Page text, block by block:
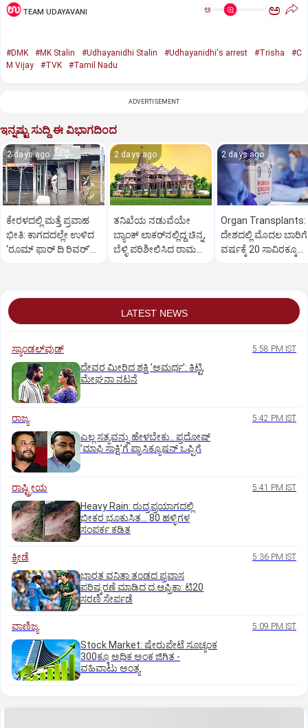
TEAM UDAYAVANI ಅ ಅ
#DMK #MK Stalin #Udhayanidhi Stalin #Udhayanidhi's arrest #Trisha
#C
M Vijay
#TVK #Tamil Nadu
ADVERTISEMENT
ಇನ್ನಷ್ಟು ಸುದ್ದಿ ಈ ವಿಭಾಗದಿಂದ
2 days ago
ಕೇರಳದಲ್ಲಿ ಮತ್ತೆ ಪ್ರವಾಹ
ಭೀತಿ: ಕಾಗದದಲ್ಲೇ ಉಳಿದ
‘ರೂಮ್ ಫಾರ್ ದಿ ರಿವರ್’
2 days ago
ತನಿಖೆಯ ನಡುವೆಯೇ
ಬ್ಯಾಂಕ್ ಲಾಕರ್‌ನಲ್ಲಿದ್ದ ಚಿನ್ನ,
ಬೆಳ್ಳಿ ಪರಿಶೀಲಿಸಿದ ರಾಮ
2 days ago
Organ Transplants:
ದೇಶದಲ್ಲಿ ಮೊದಲ ಬಾರಿಗೆ
ವರ್ಷಕ್ಕೆ 20 ಸಾವಿರಕ್ಕೂ
LATEST NEWS
ಸ್ಯಾಂಡಲ್‌ವುಡ್‌ 5:58 PM IST
ದೇವರ ಮೀರಿದ ಶಕ್ತಿ ʼಅಮರ್ಥʼ: ಕಿಟ್ಟಿ,
ಮೇಘನಾ ನಟನೆ
ರಾಜ್ಯ 5:42 PM IST
ಎಲ್ಲ ಸತ್ಯವನ್ನು ಹೇಳಬೇಕು.. ಪ್ರದೋಷ್‌
ʼಮಾಫಿ ಸಾಕ್ಷಿʼಗೆ ಪ್ರಾಸಿಕ್ಯೂಷನ್ ಒಪ್ಪಿಗೆ
ರಾಷ್ಟ್ರೀಯ 5:41 PM IST
Heavy Rain: ರುದ್ರಪ್ರಯಾಗದಲ್ಲಿ
ಭೀಕರ ಭೂಕುಸಿತ... 80 ಹಳ್ಳಿಗಳ
ಸಂಪರ್ಕ ಕಡಿತ
ಕ್ರೀಡೆ 5:36 PM IST
ಭಾರತ ವನಿತಾ ತಂಡದ ಪ್ರವಾಸ
ಪರಿಷ್ಕರಣೆ ಮಾಡಿದ ದ.ಆಫ್ರಿಕಾ: ಟಿ20
ಸರಣಿ ಸೇರ್ಪಡೆ
ವಾಣಿಜ್ಯ 5:09 PM IST
Stock Market: ಷೇರುಪೇಟೆ ಸೂಚ್ಯಂಕ
300ಕ್ಕೂ ಅಧಿಕ ಅಂಕ ಜಿಗಿತ -
ವಹಿವಾಟು ಅಂತ್ಯ